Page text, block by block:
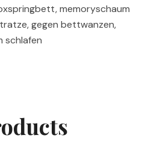
memoryschaum
gegen bettwanzen,
schlafen